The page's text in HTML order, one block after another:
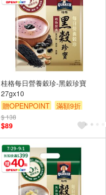
桂格每日營養穀珍-黑穀珍寶
27gx10
贈OPENPOINT
滿額9折
贈$200
$ 138
$89